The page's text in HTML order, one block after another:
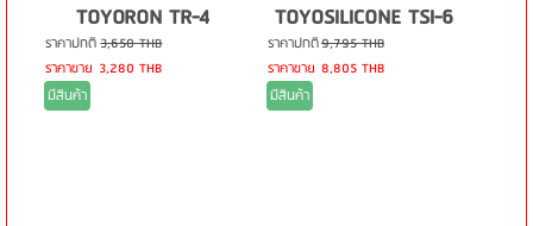
TOYORON TR-4
ราคาปกติ3,650 THB
ราคาขาย 3,280 THB
มีสินค้า
TOYOSILICONE TSI-6
ราคาปกติ9,795 THB
ราคาขาย 8,805 THB
มีสินค้า